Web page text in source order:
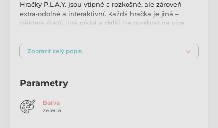
Hračky P.L.A.Y. jsou vtipné a rozkošné, ale zároveň
extra-odolné a interaktivní. Každá hračka je jiná –
některá šustí, jiná píská a další lze rozebrat na více
odolaly pořádnému kousnutí. Hračky přichází v
originálních kolekcích, které roztočí každý psí ocásek a
ekologické a bezpečné. Jejich výplň tvoří certifikovaný
materiál z recyklovaného plastu. Hračky podléhají
barviva. Navíc je můžete prát a sušit v sušičce, takže
budou pořád čisté a voňavé. Zakoupit můžete
Zobrazit celý popis
Parametry
Barva
zelená